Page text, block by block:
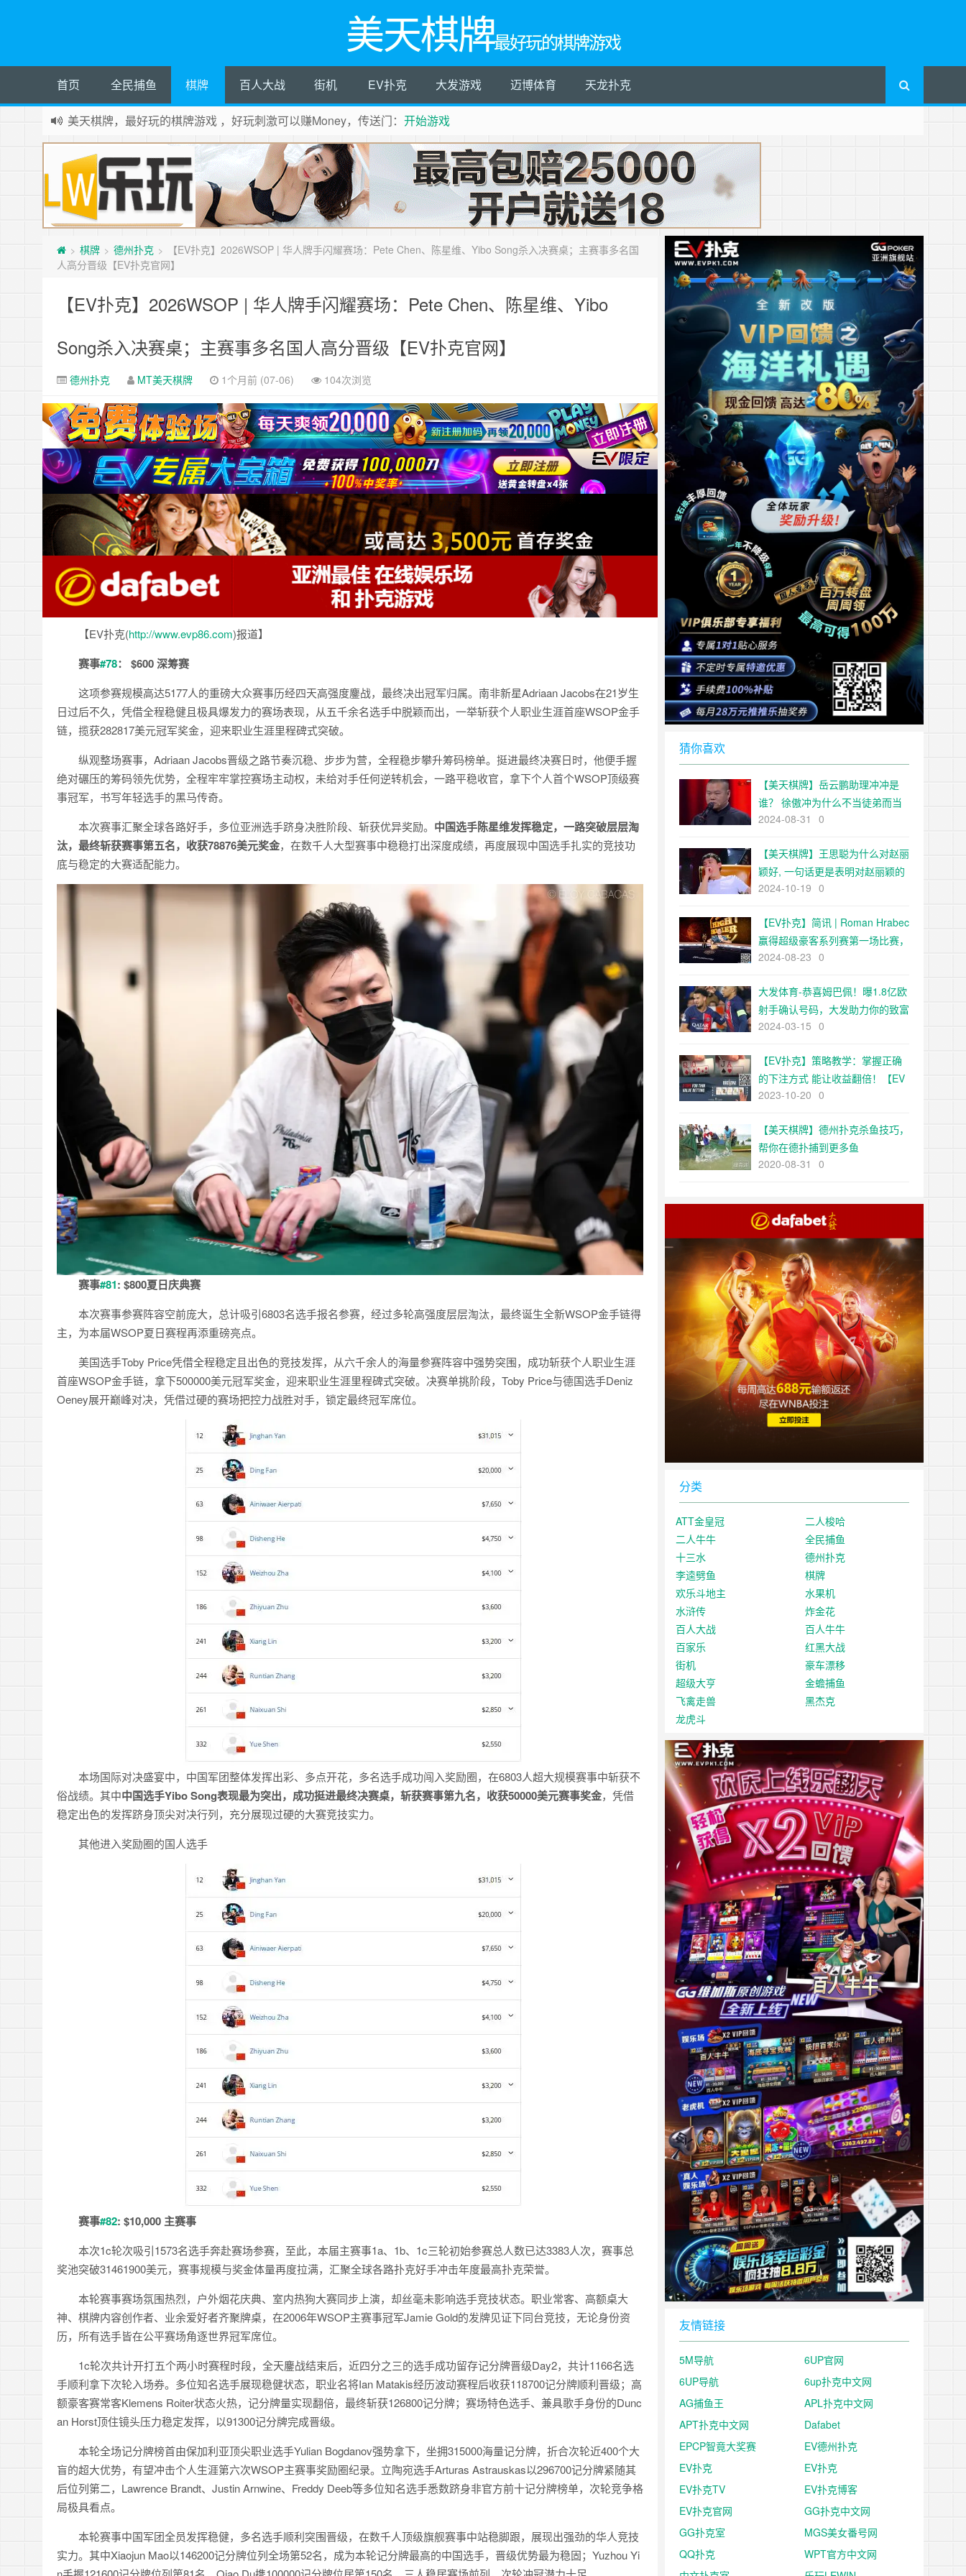
美天棋牌最好玩的棋牌游戏
首页 全民捕鱼 棋牌 百人大战 街机 EV扑克 大发游戏 迈博体育 天龙扑克
美天棋牌，最好玩的棋牌游戏 ，好玩刺激可以赚Money，传送门： 开始游戏
> 棋牌 > 德州扑克 >
【EV扑克】2026WSOP | 华人牌手闪耀赛场：Pete Chen、陈星维、Yibo Song杀入决赛桌；主赛事多名国
人高分晋级【EV扑克官网】
【EV扑克】2026WSOP | 华人牌手闪耀赛场：Pete Chen、陈星维、Yibo
Song杀入决赛桌；主赛事多名国人高分晋级【EV扑克官网】
德州扑克 MT美天棋牌 1个月前 (07-06) 104次浏览
【EV扑克(http://www.evp86.com)报道】
赛事#78： $600 深筹赛
这项参赛规模高达5177人的重磅大众赛事历经四天高强度鏖战，最终决出冠军归属。南非新星Adriaan Jacobs在21岁生
日过后不久，凭借全程稳健且极具爆发力的赛场表现，从五千余名选手中脱颖而出，一举斩获个人职业生涯首座WSOP金手
链，揽获282817美元冠军奖金，迎来职业生涯里程碑式突破。
纵观整场赛事，Adriaan Jacobs晋级之路节奏沉稳、步步为营，全程稳步攀升筹码榜单。挺进最终决赛日时，他便手握
绝对碾压的筹码领先优势，全程牢牢掌控赛场主动权，未给对手任何逆转机会，一路平稳收官，拿下个人首个WSOP顶级赛
事冠军，书写年轻选手的黑马传奇。
本次赛事汇聚全球各路好手，多位亚洲选手跻身决胜阶段、斩获优异奖励。 中国选手陈星维发挥稳定，一路突破层层淘
汰，最终斩获赛事第五名，收获78876美元奖金，在数千人大型赛事中稳稳打出深度成绩，再度展现中国选手扎实的竞技功
底与稳定的大赛适配能力。
赛事#81: $800夏日庆典赛
本次赛事参赛阵容空前庞大，总计吸引6803名选手报名参赛，经过多轮高强度层层淘汰，最终诞生全新WSOP金手链得
主，为本届WSOP夏日赛程再添重磅亮点。
美国选手Toby Price凭借全程稳定且出色的竞技发挥，从六千余人的海量参赛阵容中强势突围，成功斩获个人职业生涯
首座WSOP金手链，拿下500000美元冠军奖金，迎来职业生涯里程碑式突破。决赛单挑阶段，Toby Price与德国选手Deniz
Oeney展开巅峰对决，凭借过硬的赛场把控力战胜对手，锁定最终冠军席位。
本场国际对决盛宴中，中国军团整体发挥出彩、多点开花，多名选手成功闯入奖励圈，在6803人超大规模赛事中斩获不
俗战绩。其中中国选手Yibo Song表现最为突出，成功挺进最终决赛桌，斩获赛事第九名，收获50000美元赛事奖金，凭借
稳定出色的发挥跻身顶尖对决行列，充分展现过硬的大赛竞技实力。
其他进入奖励圈的国人选手
赛事#82: $10,000 主赛事
本次1c轮次吸引1573名选手奔赴赛场参赛，至此，本届主赛事1a、1b、1c三轮初始参赛总人数已达3383人次，赛事总
奖池突破31461900美元，赛事规模与奖金体量再度拉满，汇聚全球各路扑克好手冲击年度最高扑克荣誉。
本轮赛事赛场氛围热烈，户外烟花庆典、室内热狗大赛同步上演，却丝毫未影响选手竞技状态。职业常客、高额桌大
神、棋牌内容创作者、业余爱好者齐聚牌桌，在2006年WSOP主赛事冠军Jamie Gold的发牌见证下同台竞技，无论身份资
历，所有选手皆在公平赛场角逐世界冠军席位。
1c轮次共计开打五个两小时赛程时段，全天鏖战结束后，近四分之三的选手成功留存记分牌晋级Day2，共计1166名选
手顺利拿下次轮入场券。多位知名选手展现稳健状态，职业名将Ian Matakis经历波动赛程后收获118700记分牌顺利晋级；高
额豪客赛常客Klemens Roiter状态火热，记分牌量实现翻倍，最终斩获126800记分牌；赛场特色选手、兼具歌手身份的Dunc
an Horst顶住镜头压力稳定发挥，以91300记分牌完成晋级。
本轮全场记分牌榜首由保加利亚顶尖职业选手Yulian Bogdanov强势拿下，坐拥315000海量记分牌，折合次轮近400个大
盲的超大优势，有望冲击个人生涯第六次WSOP主赛事奖励圈纪录。立陶宛选手Arturas Astrauskas以296700记分牌紧随其
后位列第二，Lawrence Brandt、Justin Arnwine、Freddy Deeb等多位知名选手悉数跻身非官方前十记分牌榜单，次轮竞争格
局极具看点。
本轮赛事中国军团全员发挥稳健，多名选手顺利突围晋级，在数千人顶级旗舰赛事中站稳脚跟，展现出强劲的华人竞技
实力。其中Xiaojun Mao以146200记分牌位列全场第52名，成为本轮记分牌最高的中国选手，晋级优势最为稳固；Yuzhou Yi
猜你喜欢
【美天棋牌】岳云鹏助理冲冲是
谁？ 徐傲冲为什么不当徒弟而当
了助理
2024-08-31 0
【美天棋牌】王思聪为什么对赵丽
颖好, 一句话更是表明对赵丽颖的
喜欢
2024-10-19 0
【EV扑克】简讯 | Roman Hrabec
赢得超级豪客系列赛第一场比赛，
奖金 316,000 美元【EV扑克官
2024-08-23 0
大发体育-恭喜姆巴佩！曝1.8亿欧
射手确认号码，大发助力你的致富
之路！【EV扑克官网】
2024-03-15 0
【EV扑克】策略教学：掌握正确
的下注方式 能让收益翻倍！【EV
扑克官网】
2023-10-20 0
【美天棋牌】德州扑克杀鱼技巧，
帮你在德扑捕到更多鱼
2020-08-31
0
分类
ATT金皇冠
二人梭哈
二人牛牛
全民捕鱼
十三水
德州扑克
李逵劈鱼
棋牌
欢乐斗地主
水果机
水浒传
炸金花
百人大战
百人牛牛
百家乐
红黑大战
街机
豪车漂移
超级大亨
金蟾捕鱼
飞禽走兽
黑杰克
龙虎斗
友情链接
5M导航
6UP官网
6UP导航
6up扑克中文网
AG捕鱼王
APL扑克中文网
APT扑克中文网
Dafabet
EPCP智竟大奖赛
EV德州扑克
EV扑克
EV扑克
EV扑克TV
EV扑克博客
EV扑克官网
GG扑克中文网
GG扑克室
MGS美女番号网
QQ扑克
WPT官方中文网